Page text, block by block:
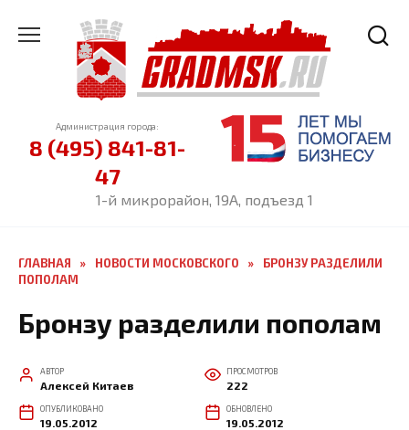
содержанию
Администрация города:
8 (495) 841-81-
47
1-й микрорайон, 19А, подъезд 1
ГЛАВНАЯ » НОВОСТИ МОСКОВСКОГО »
БРОНЗУ РАЗДЕЛИЛИ
ПОПОЛАМ
Бронзу разделили пополам
АВТОР
Алексей Китаев
ПРОСМОТРОВ
222
ОПУБЛИКОВАНО
19.05.2012
ОБНОВЛЕНО
19.05.2012